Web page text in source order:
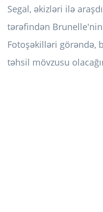
Segal, əkizləri ilə
tərəfindən
Fotoşəkilləri görəndə,
təhsil mövzusu